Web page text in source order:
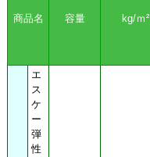
ネット会員ログイン
PAINT-ESHOP
株式会社 堀江塗料
静岡県三島市梅名88-1
TEL：055-960-8021
FAX：055-977-6944
info@paint-eshop.com
商品名 容量 kg/ｍ²
エ
ス
ケ
ー
弾
性